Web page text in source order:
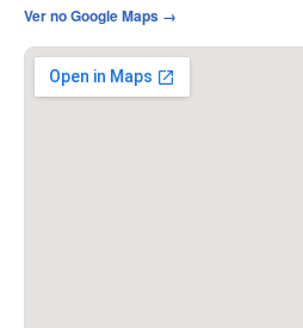
Ver no Google Maps →